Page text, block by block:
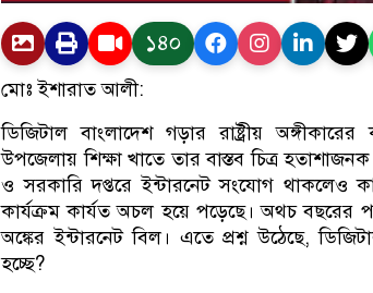
১৪০
মোঃ ইশারাত আলী:
ডিজিটাল বাংলাদেশ গড়ার রাষ্ট্রীয়
উপজেলায় শিক্ষা খাতে তার বাস্তব চিত্র
ও সরকারি দপ্তরে ইন্টারনেট সংযোগ থাকলেও
কার্যক্রম কার্যত অচল হয়ে পড়েছে। অথচ
অঙ্কের ইন্টারনেট বিল। এতে প্রশ্ন উঠেছে,
হচ্ছে?